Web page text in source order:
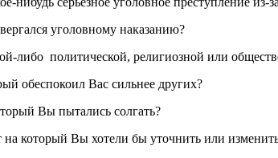
уголовному наказанию?
либо политической, религиозной или
обеспокоил Вас сильнее других?
Вы пытались солгать?
который Вы хотели бы уточнить или